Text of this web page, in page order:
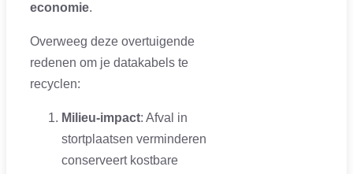
economie.
Overweeg deze overtuigende
redenen om je datakabels te
recyclen:
Milieu-impact: Afval in
stortplaatsen verminderen
conserveert kostbare